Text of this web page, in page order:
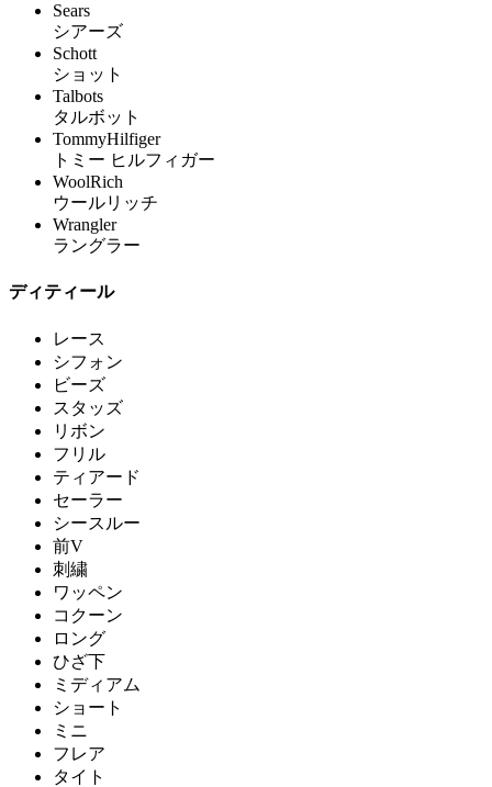
Sears
シアーズ
Schott
ショット
Talbots
タルボット
TommyHilfiger
トミー ヒルフィガー
WoolRich
ウールリッチ
Wrangler
ラングラー
ディティール
レース
シフォン
ビーズ
スタッズ
リボン
フリル
ティアード
セーラー
シースルー
前V
刺繍
ワッペン
コクーン
ロング
ひざ下
ミディアム
ショート
ミニ
フレア
タイト